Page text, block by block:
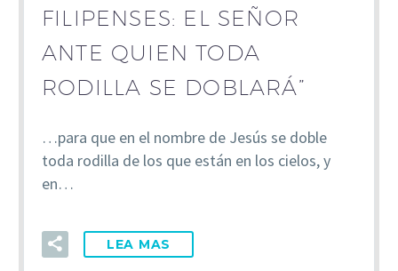
FILIPENSES: EL SEÑOR
ANTE QUIEN TODA
RODILLA SE DOBLARÁ”
…para que en el nombre de Jesús se doble
toda rodilla de los que están en los cielos, y
en…
LEA MAS